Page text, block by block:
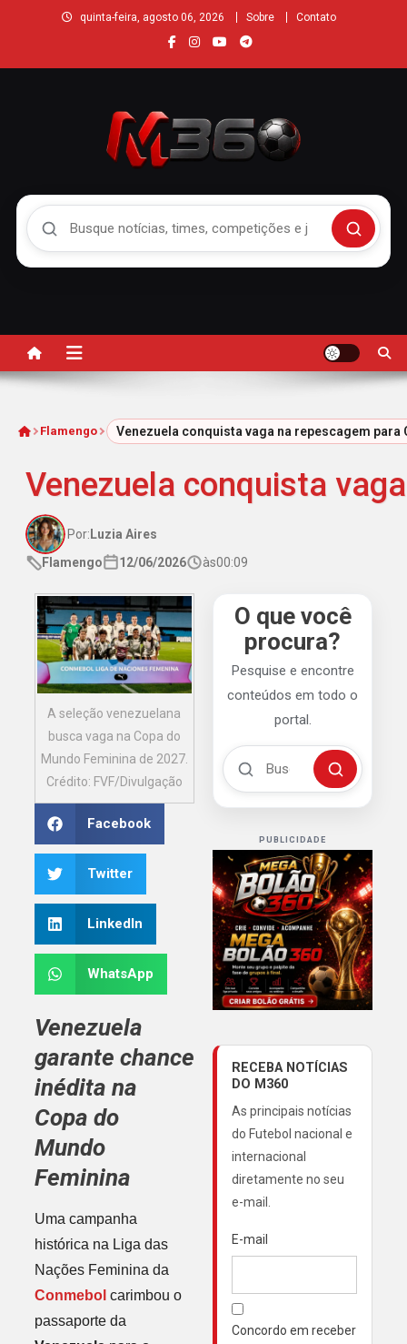
quinta-feira, agosto 06, 2026 Sobre Contato
Buscar
InícioFlamengo Venezuela conquista vaga na repescagem para
Venezuela conquista
Por: Luzia Aires
Flamengo
12/06/2026 às00:09
A seleção venezuelana
busca vaga na Copa do
Mundo Feminina de 2027.
Crédito: FVF/Divulgação
Facebook
Twitter
LinkedIn
WhatsApp
Venezuela
garante chance
inédita na
Copa do
Mundo
Feminina
Uma campanha
histórica na Liga das
Nações Feminina da
Conmebol carimbou o
passaporte da
O que você
procura?
Pesquise e encontre
conteúdos em todo o
portal.
Buscar no Mengão 360
Buscar
PUBLICIDADE
RECEBA NOTÍCIAS
DO M360
As principais notícias
do Futebol nacional e
internacional
diretamente no seu
e-mail.
E-mail
Concordo em receber